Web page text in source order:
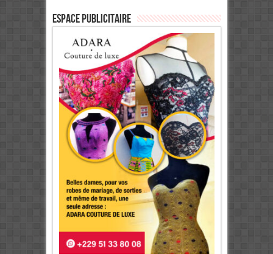
ESPACE PUBLICITAIRE